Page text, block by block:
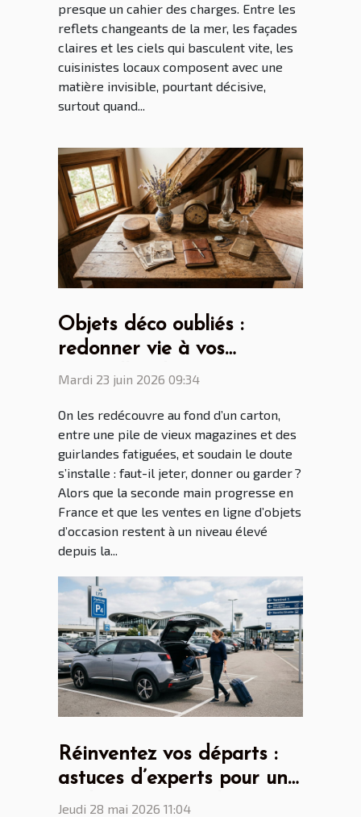
presque un cahier des charges. Entre les
reflets changeants de la mer, les façades
claires et les ciels qui basculent vite, les
cuisinistes locaux composent avec une
matière invisible, pourtant décisive,
surtout quand...
Objets déco oubliés :
redonner vie à vos
trouvailles du grenier
Mardi 23 juin 2026 09:34
On les redécouvre au fond d’un carton,
entre une pile de vieux magazines et des
guirlandes fatiguées, et soudain le doute
s’installe : faut-il jeter, donner ou garder ?
Alors que la seconde main progresse en
France et que les ventes en ligne d’objets
d’occasion restent à un niveau élevé
depuis la...
Réinventez vos départs :
astuces d’experts pour un
parking aéroport lyon saint
Jeudi 28 mai 2026 11:04